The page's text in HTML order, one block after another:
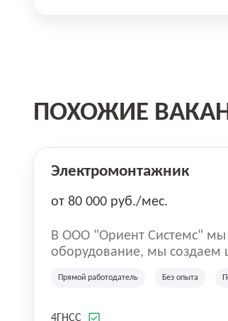
ПОХОЖИЕ
Электромонтажник
от 80 000 руб./мес.
В ООО "Ориент Системс" мы
оборудование, мы создаем
высококачественные
важен профессиональный
Прямой работодатель Без опыта
4ГНСС